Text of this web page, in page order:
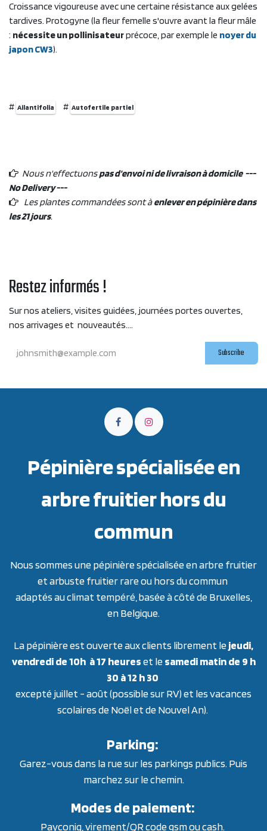
Croissance vigoureuse avec une certaine résistance aux gelées
tardives. Protogyne (la fleur femelle s'ouvre avant la fleur mâle
: nécessite un pollinisateurprécoce, par exemple le noyer du
japon CW3).
# Ailantifolia # Autofertile partiel
Nous n'effectuonspas d'envoi ni de livraison à domicile ---
No Delivery ---
Les plantes commandées sont àenlever en pépinière dans
les 21 jours.
Restez informés !
Sur nos ateliers, visites guidées, journées portes ouvertes,
nos arrivages et nouveautés....
Subscribe
Pépinière spécialisée en
arbre fruitier hors du
commun
Nous sommes une pépinière spécialisée en arbre fruitier
et arbuste fruitier rare ou hors du commun
adaptés au climat tempéré, basée à côté de Bruxelles,
en Belgique.
La pépinière est ouverte aux clients librement lejeudi,
vendredi de 10h à 17 heureset lesamedi matin de 9 h
30 à 12 h 30
excepté juillet - août (possible sur RV) et les vacances
scolaires de Noël et de Nouvel An).
Parking:
Garez-vous dans la rue sur les parkings publics. Puis
marchez sur le chemin.
Modes de paiement:
Payconiq, virement/QR code gsm ou cash.